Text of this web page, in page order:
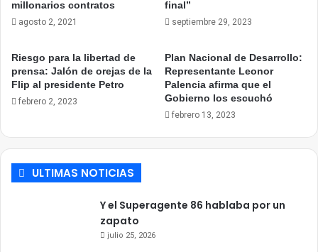
millonarios contratos
agosto 2, 2021
final”
septiembre 29, 2023
Riesgo para la libertad de
prensa: Jalón de orejas de la
Flip al presidente Petro
febrero 2, 2023
Plan Nacional de Desarrollo:
Representante Leonor
Palencia afirma que el
Gobierno los escuchó
febrero 13, 2023
ULTIMAS NOTICIAS
Y el Superagente 86 hablaba por un
zapato
julio 25, 2026